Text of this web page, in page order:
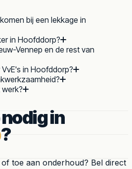
bij een lekkage in
in Hoofddorp?
Vennep en de rest van
in Hoofddorp?
in
?
toe aan onderhoud? Bel direct